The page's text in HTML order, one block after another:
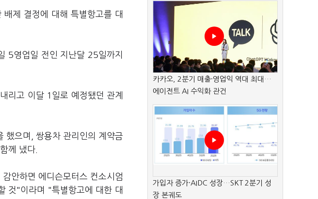
제 결정에 대해 특별항고를 대
5영업일 전인 지난달 25일까지
리고 이달 1일로 예정됐던 관계
했으며, 쌍용차 관리인의 계약금
께 냈다.
안하면 에디슨모터스 컨소시엄
것"이라며 "특별항고에 대한 대
카카오, 2분기 매출·영업익 역대 최대…
에이전트 AI 수익화 관건
가입자 증가·AIDC 성장…SKT 2분기 성
장 본궤도